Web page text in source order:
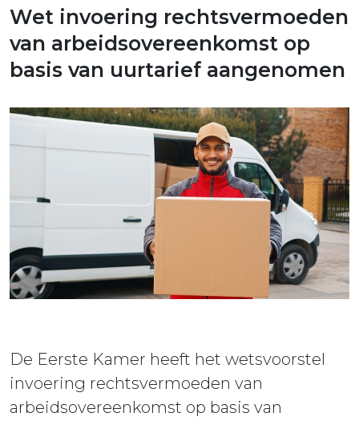
Loon
Xtra
Wet invoering rechtsvermoeden
van arbeidsovereenkomst op
basis van uurtarief aangenomen
De Eerste Kamer heeft het wetsvoorstel
invoering rechtsvermoeden van
arbeidsovereenkomst op basis van